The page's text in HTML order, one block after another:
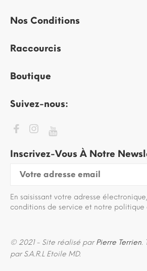
Nos Conditions
Raccourcis
Boutique
Suivez-nous:
Inscrivez-Vous À Notre
En saisissant votre adresse
conditions de service et notre
© 2021 - Site réalisé parPierre Terrien.
par S.A.R.L Etoile MD.